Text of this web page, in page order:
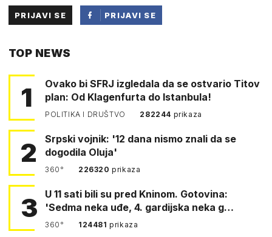
PRIJAVI SE
PRIJAVI SE
TOP NEWS
1
Ovako bi SFRJ izgledala da se ostvario Titov
plan: Od Klagenfurta do Istanbula!
POLITIKA I DRUŠTVO 282244 prikaza
2
Srpski vojnik: '12 dana nismo znali da se
dogodila Oluja'
360° 226320prikaza
3
U 11 sati bili su pred Kninom. Gotovina:
'Sedma neka uđe, 4. gardijska neka g…
360° 124481prikaza